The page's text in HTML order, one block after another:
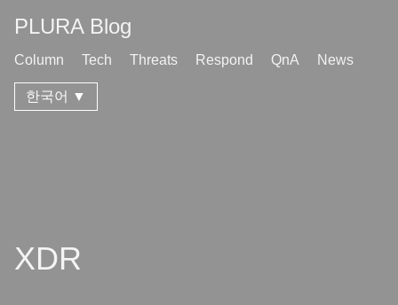
PLURA Blog
Column Tech Threats Respond QnA News
한국어 ▼
XDR